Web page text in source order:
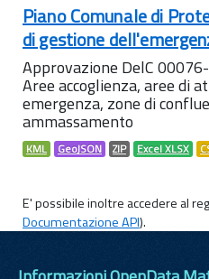
Piano Comunale di
di gestione
Approvazione DelC
Aree accoglienza, aree di
emergenza, zone di
ammassamento
KML GeoJSON ZIP Excel XLSX
E' possibile inoltre accedere al
Documentazione API).